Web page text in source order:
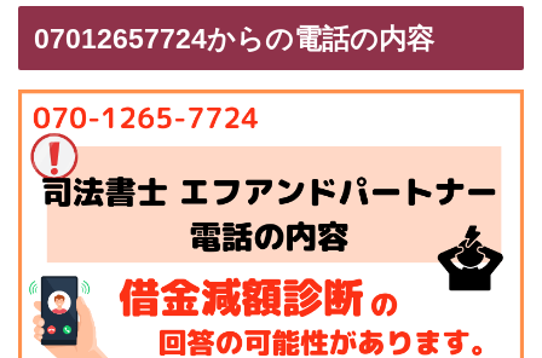
07012657724からの電話の内容